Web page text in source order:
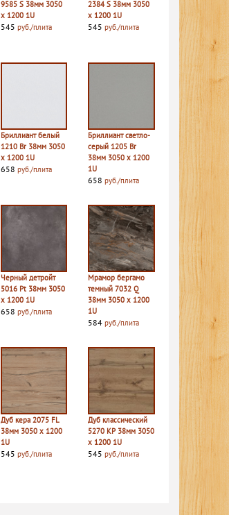
9585 S 38мм 3050
х 1200 1U
545 руб./плита
2384 S 38мм 3050
х 1200 1U
545руб./плита
Бриллиант белый
1210 Br 38мм 3050
х 1200 1U
658 руб./плита
Бриллиант светло-
серый 1205 Br
38мм 3050 х 1200
1U
658руб./плита
Черный детройт
5016 Pt 38мм 3050
х 1200 1U
658 руб./плита
Мрамор бергамо
темный 7032 Q
38мм 3050 х 1200
1U
584руб./плита
Дуб кера 2075 FL
38мм 3050 х 1200
1U
545 руб./плита
Дуб классический
5270 КР 38мм 3050
х 1200 1U
545руб./плита